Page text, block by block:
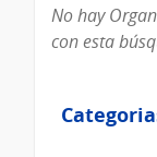
No hay
con esta